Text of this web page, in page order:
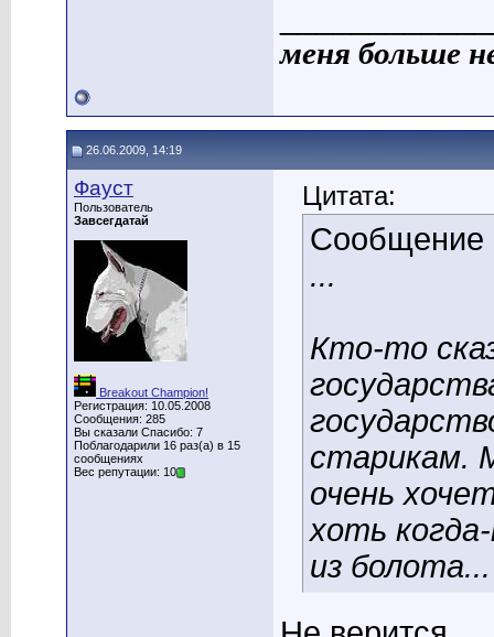
меня больше
26.06.2009, 14:19
Фауст
Пользователь
Завсегдатай
Breakout Champion!
Регистрация: 10.05.2008
Сообщения: 285
Вы сказали Спасибо: 7
Поблагодарили 16 раз(а) в 15
сообщениях
Вес репутации: 10
Цитата:
Сообщение
...
Кто-то
старикам.
очень
хоть
из болота...